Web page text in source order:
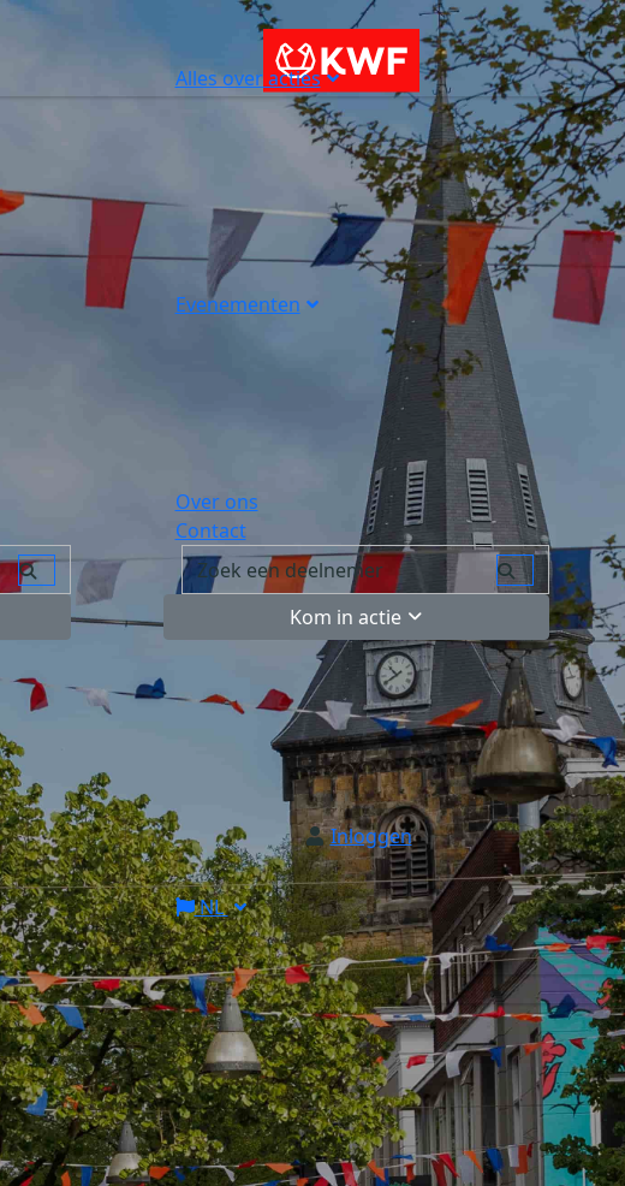
Alles over acties
Evenementen
Over ons
Contact
Kom in actie
Inloggen
NL